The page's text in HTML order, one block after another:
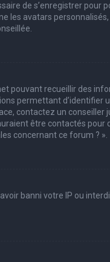
de s’enregistrer pour
avatars personnalisés,
pouvant recueillir des
permettant d’identifier
contactez un conseiller
être contactés pour
concernant ce forum ? ».
banni votre IP ou